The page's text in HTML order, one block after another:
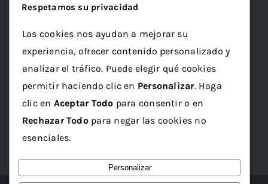
fruna galleta
Grotek grow maceta marihuana
papelillo
rolling rosin sativa seed semilla
Respetamos su privacidad
Las cookies nos ayudan a mejorar su
experiencia, ofrecer contenido personalizado y
analizar el tráfico. Puede elegir qué cookies
permitir haciendo clic en Personalizar. Haga
clic en Aceptar Todo para consentir o en
Rechazar Todopara negar las cookies no
esenciales.
Personalizar